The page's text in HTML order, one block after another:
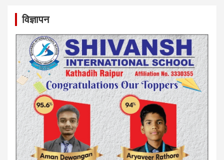
विज्ञापन